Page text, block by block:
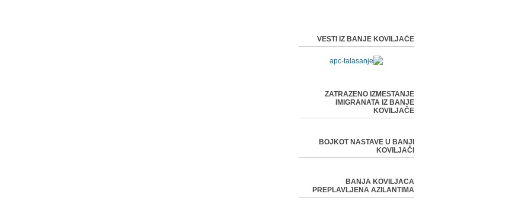
VESTI IZ BANJE KOVILJAČE
ZATRAZENO IZMESTANJE
IMIGRANATA IZ BANJE
KOVILJAČE
BOJKOT NASTAVE U BANJI
KOVILJAČI
BANJA KOVILJACA
PREPLAVLJENA AZILANTIMA